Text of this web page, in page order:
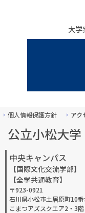
大学
個人情報保護方針 アク
公立小松大学
中央キャンパス
【国際文化交流学部】
【全学共通教育】
〒923-0921
石川県小松市土居原町10
こまつアズスクエア2・3階